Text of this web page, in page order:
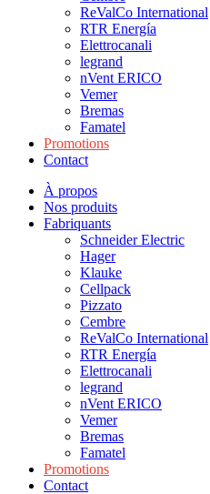
ReValCo International
RTR Energía
Elettrocanali
legrand
nVent ERICO
Vemer
Bremas
Famatel
Promotions
Contact
À propos
Nos produits
Fabriquants
Schneider Electric
Hager
Klauke
Cellpack
Pizzato
Cembre
ReValCo International
RTR Energía
Elettrocanali
legrand
nVent ERICO
Vemer
Bremas
Famatel
Promotions
Contact